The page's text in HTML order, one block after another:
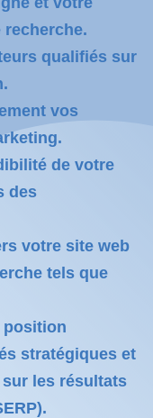
recherche.
qualifiés sur
vos
de votre
des
votre site web
tels que
position
stratégiques et
les résultats